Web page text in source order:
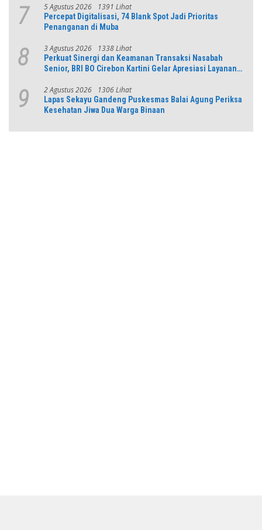
7 5 Agustus 2026 1391 Lihat
Percepat Digitalisasi, 74 Blank Spot Jadi Prioritas
Penanganan di Muba
8 3 Agustus 2026 1338 Lihat
Perkuat Sinergi dan Keamanan Transaksi Nasabah
Senior, BRI BO Cirebon Kartini Gelar Apresiasi Layanan
9 2 Agustus 2026 1306 Lihat
Lapas Sekayu Gandeng Puskesmas Balai Agung Periksa
Kesehatan Jiwa Dua Warga Binaan